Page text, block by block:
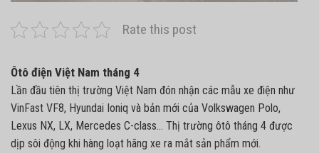
Rate this post
Ôtô điện Việt Nam tháng 4
Lần đầu tiên thị trường Việt Nam đón nhận các mẫu xe điện như
VinFast VF8, Hyundai Ioniq và bản mới của Volkswagen Polo,
Lexus NX, LX, Mercedes C-class… Thị trường ôtô tháng 4 được
dịp sôi động khi hàng loạt hãng xe ra mắt sản phẩm mới.